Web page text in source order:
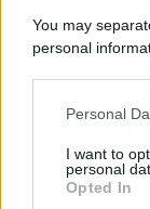
You may
personal
This
disclose it to
Please note
Personal
I want to
personal
Opted In